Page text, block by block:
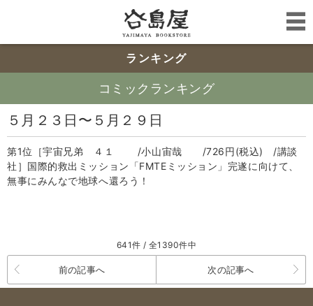
ランキング
コミックランキング
５月２３日〜５月２９日
第1位［宇宙兄弟 ４１ /小山宙哉 /726円(税込) /講談
社］国際的救出ミッション「FMTEミッション」完遂に向けて、
無事にみんなで地球へ還ろう！
641件 / 全1390件中
前の記事へ 次の記事へ